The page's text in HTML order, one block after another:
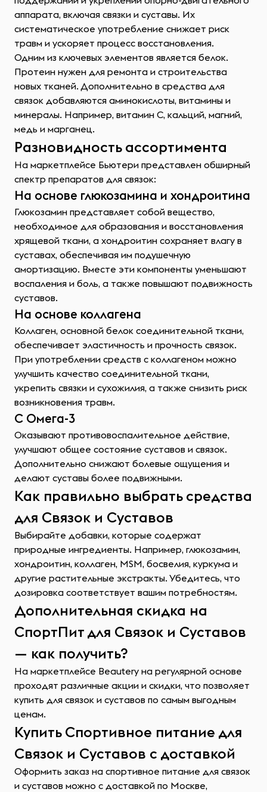
аппарата, включая связки и суставы. Их
систематическое употребление снижает риск
травм и ускоряет процесс восстановления.
Одним из ключевых элементов является белок.
Протеин нужен для ремонта и строительства
новых тканей. Дополнительно в средства для
связок добавляются аминокислоты, витамины и
минералы. Например, витамин С, кальций, магний,
медь и марганец.
Разновидность ассортимента
На маркетплейсе Бьютери представлен обширный
спектр препаратов для связок:
На основе глюкозамина и хондроитина
Глюкозамин представляет собой вещество,
необходимое для образования и восстановления
хрящевой ткани, а хондроитин сохраняет влагу в
суставах, обеспечивая им подушечную
амортизацию. Вместе эти компоненты уменьшают
воспаления и боль, а также повышают подвижность
суставов.
На основе коллагена
Коллаген, основной белок соединительной ткани,
обеспечивает эластичность и прочность связок.
При употреблении средств с коллагеном можно
улучшить качество соединительной ткани,
укрепить связки и сухожилия, а также снизить риск
возникновения травм.
С Омега-3
Оказывают противовоспалительное действие,
улучшают общее состояние суставов и связок.
Дополнительно снижают болевые ощущения и
делают суставы более подвижными.
Как правильно выбрать средства
для Связок и Суставов
Выбирайте добавки, которые содержат
природные ингредиенты. Например, глюкозамин,
хондроитин, коллаген, MSM, босвелия, куркума и
другие растительные экстракты. Убедитесь, что
дозировка соответствует вашим потребностям.
Дополнительная скидка на
СпортПит для Связок и Суставов
— как получить?
На маркетплейсе Beautery на регулярной основе
проходят различные акции и скидки, что позволяет
купить для связок и суставов по самым выгодным
ценам.
Купить Спортивное питание для
Связок и Суставов с доставкой
Оформить заказ на спортивное питание для связок
и суставов можно с доставкой по Москве,